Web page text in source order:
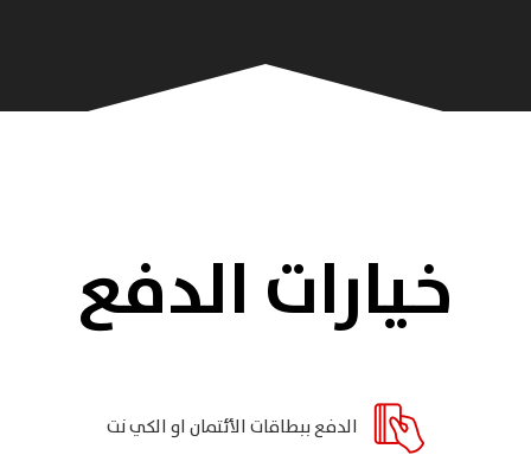
خيارات الدفع
الدفع ببطاقات الأئتمان او الكي نت